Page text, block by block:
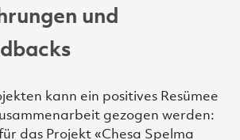
und
kann ein positives Resümee
gezogen werden:
das Projekt «Chesa Spelma